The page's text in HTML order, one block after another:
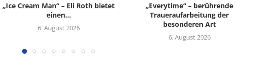
„Ice Cream Man“ – Eli Roth bietet
einen...
6. August 2026
„Everytime“ – berührende
Traueraufarbeitung der
besonderen Art
6. August 2026